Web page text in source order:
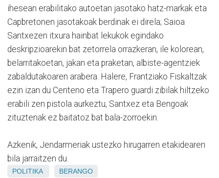
ihesean erabilitako autoetan jasotako hatz-markak eta
Capbretonen jasotakoak berdinak ei direla; Saioa
Santxezen itxura hainbat lekukok egindako
deskripzioarekin bat zetorrela orrazkeran, ile kolorean,
belarritakoetan, jakan eta praketan, albiste-agentziek
zabaldutakoaren arabera. Halere, Frantziako Fiskaltzak
ezin izan du Centeno eta Trapero guardi zibilak hiltzeko
erabili zen pistola aurkeztu, Santxez eta Bengoak
zituztenak ez baitatoz bat bala-zorroekin.
Azkenik, Jendarmeriak ustezko hirugarren etakidearen
bila jarraitzen du.
POLITIKA BERANGO